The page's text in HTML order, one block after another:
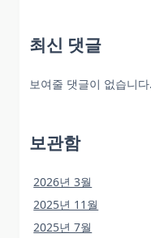
최신 댓글
보여줄 댓글이 없습니다.
보관함
2026년 3월
2025년 11월
2025년 7월